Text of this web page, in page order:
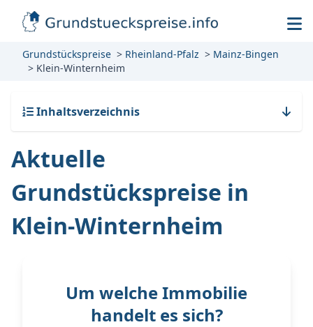
Grundstückspreise Rheinland-Pfalz
Mainz-Bingen
Klein-Winternheim
Inhaltsverzeichnis
Aktuelle
Grundstückspreise in
Klein-Winternheim
Um welche Immobilie
handelt es sich?